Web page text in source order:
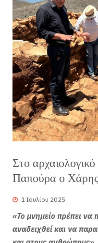
Στο
Παπούρα ο
1 Ιουλίου 2025
«Το μνημείο πρέπει να
αναδειχθεί και να